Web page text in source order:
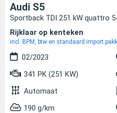
Audi S5
Sportback TDI 251 kW quattro
Rijklaar op kenteken
incl. BPM, btw en standaard import
02/2023
341 PK (251 KW)
Automaat
190 g/km